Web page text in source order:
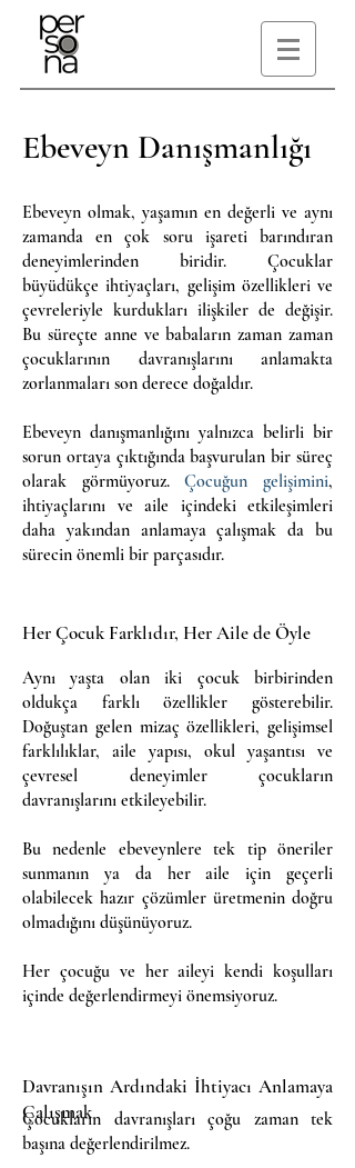
Ebeveyn olmak, yaşamın en değerli ve aynı
zamanda en çok soru işareti barındıran
deneyimlerinden biridir. Çocuklar
büyüdükçe ihtiyaçları, gelişim özellikleri ve
çevreleriyle kurdukları ilişkiler de değişir.
Bu süreçte anne ve babaların zaman zaman
çocuklarının davranışlarını anlamakta
zorlanmaları son derece doğaldır.
Ebeveyn danışmanlığını yalnızca belirli bir
sorun ortaya çıktığında başvurulan bir süreç
olarak görmüyoruz.Çocuğun gelişimini,
ihtiyaçlarını ve aile içindeki etkileşimleri
daha yakından anlamaya çalışmak da bu
sürecin önemli bir parçasıdır.
Aynı yaşta olan iki çocuk birbirinden
oldukça farklı özellikler gösterebilir.
Doğuştan gelen mizaç özellikleri, gelişimsel
farklılıklar, aile yapısı, okul yaşantısı ve
çevresel deneyimler çocukların
davranışlarını etkileyebilir.
Bu nedenle ebeveynlere tek tip öneriler
sunmanın ya da her aile için geçerli
olabilecek hazır çözümler üretmenin doğru
olmadığını düşünüyoruz.
Her çocuğu ve her aileyi kendi koşulları
içinde değerlendirmeyi önemsiyoruz.
Çocukların davranışları çoğu zaman tek
başına değerlendirilmez.
Ebeveyn Danışmanlığı
Her Çocuk Farklıdır, Her Aile de Öyle
Davranışın Ardındaki İhtiyacı Anlamaya
Çalışmak